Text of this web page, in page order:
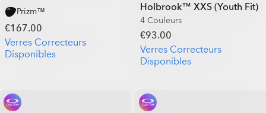
Prizm™
€167.00
Verres Correcteurs
Disponibles
Holbrook™ XXS (Youth Fit)
4 Couleurs
€93.00
Verres Correcteurs
Disponibles